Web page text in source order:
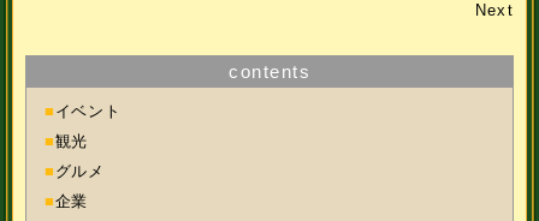
Next
contents
■ イベント
■観光
■ グルメ
■企業